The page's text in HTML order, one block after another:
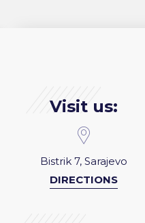
Visit us:
Bistrik 7, Sarajevo
DIRECTIONS